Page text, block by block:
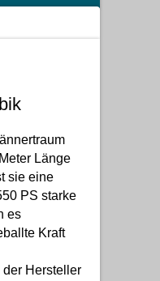
Länge
sie eine
PS starke
es
Kraft
Hersteller